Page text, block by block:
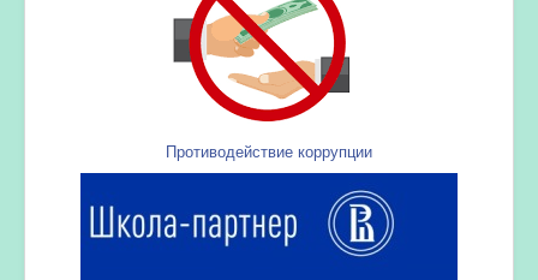
Противодействие коррупции